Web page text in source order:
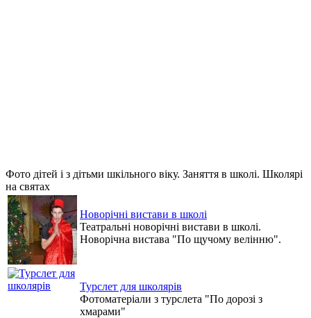
Фото дітей і з дітьми шкільного віку. Заняття в школі. Школярі
на святах
Новорічні вистави в школі
Театральні новорічні вистави в школі.
Новорічна вистава "По щучому велінню".
Турслет для школярів
Фотоматеріали з турслета "По дорозі з
хмарами"